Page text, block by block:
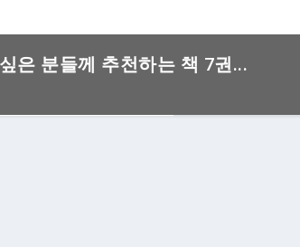
은 분들께 추천하는 책 7권...